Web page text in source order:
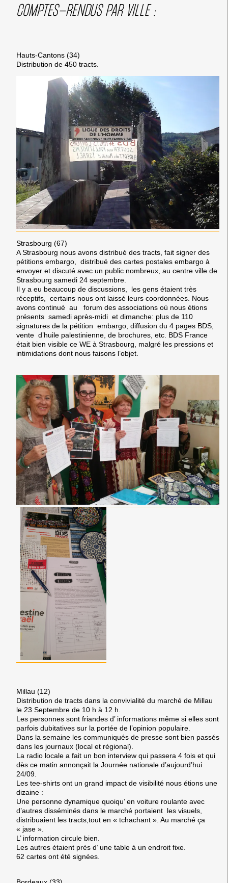
COMPTES-RENDUS PAR VILLE :
Hauts-Cantons (34)
Distribution de 450 tracts.
Strasbourg (67)
A Strasbourg nous avons distribué des tracts, fait signer des
pétitions embargo, distribué des cartes postales embargo à
envoyer et discuté avec un public nombreux, au centre ville de
Strasbourg samedi 24 septembre.
Il y a eu beaucoup de discussions, les gens étaient très
réceptifs, certains nous ont laissé leurs coordonnées. Nous
avons continué au forum des associations où nous étions
présents samedi après-midi et dimanche: plus de 110
signatures de la pétition embargo, diffusion du 4 pages BDS,
vente d’huile palestinienne, de brochures, etc. BDS France
était bien visible ce WE à Strasbourg, malgré les pressions et
intimidations dont nous faisons l’objet.
Millau (12)
Distribution de tracts dans la convivialité du marché de Millau
le 23 Septembre de 10 h à 12 h.
Les personnes sont friandes d’ informations même si elles sont
parfois dubitatives sur la portée de l’opinion populaire.
Dans la semaine les communiqués de presse sont bien passés
dans les journaux (local et régional).
La radio locale a fait un bon interview qui passera 4 fois et qui
dès ce matin annonçait la Journée nationale d’aujourd’hui
24/09.
Les tee-shirts ont un grand impact de visibilité nous étions une
dizaine :
Une personne dynamique quoiqu’ en voiture roulante avec
d’autres disséminés dans le marché portaient les visuels,
distribuaient les tracts,tout en « tchachant ». Au marché ça
« jase ».
L’ information circule bien.
Les autres étaient près d’ une table à un endroit fixe.
62 cartes ont été signées.